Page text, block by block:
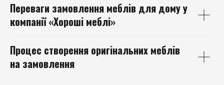
Переваги замовлення меблів для дому у
компанії «Хороші меблі»
Процес створення оригінальних меблів
на замовлення